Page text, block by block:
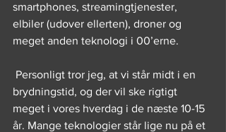
smartphones, streamingtjenester,
elbiler (udover ellerten), droner og
meget anden teknologi i 00’erne.
brydningstid, og der vil ske rigtigt
meget i vores hverdag i de næste 10-15
år. Mange teknologier står lige nu på et